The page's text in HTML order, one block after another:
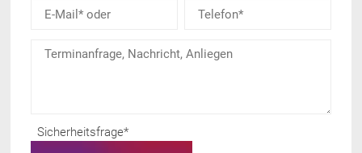
Sicherheitsfrage*